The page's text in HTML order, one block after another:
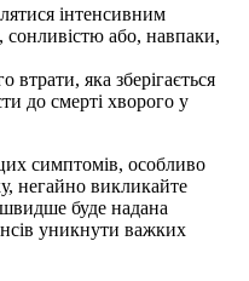
інтенсивним
або, навпаки,
яка зберігається
до смерті хворого у
симптомів, особливо
негайно викликайте
буде надана
уникнути важких